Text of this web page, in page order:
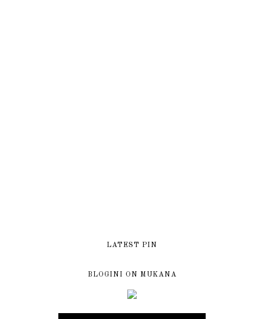
LATEST PIN
BLOGINI ON MUKANA